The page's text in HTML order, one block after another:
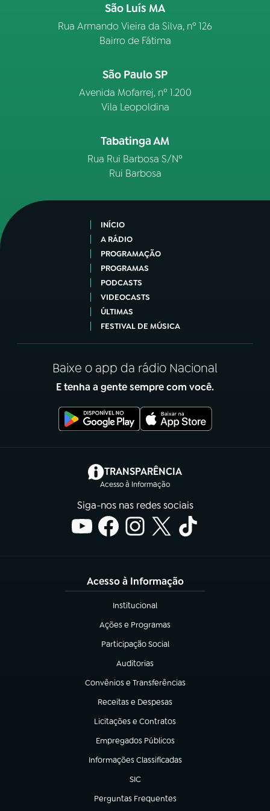
São Luís MA
Rua Armando Vieira da Silva, nº 126
Bairro de Fátima
São Paulo SP
Avenida Mofarrej, nº 1.200
Vila Leopoldina
Tabatinga AM
Rua Rui Barbosa S/Nº
Rui Barbosa
INÍCIO
A RÁDIO
PROGRAMAÇÃO
PROGRAMAS
PODCASTS
VIDEOCASTS
ÚLTIMAS
FESTIVAL DE MÚSICA
Baixe o app da rádio Nacional
E tenha a gente sempre com você.
TRANSPARÊNCIA
Acesso à Informação
(abre em nova aba)
Siga-nos nas redes sociais
Acesso à Informação
Institucional
(abre em nova aba)
Ações e Programas
(abre em nova aba)
Participação Social
(abre em nova aba)
Auditorias
(abre em nova aba)
Convênios e Transferências
(abre em nova aba)
Receitas e Despesas
(abre em nova aba)
Licitações e Contratos
(abre em nova aba)
Empregados Públicos
(abre em nova aba)
Informações Classificadas
(abre em nova aba)
SIC
(abre em nova aba)
Perguntas Frequentes
(abre em nova aba)